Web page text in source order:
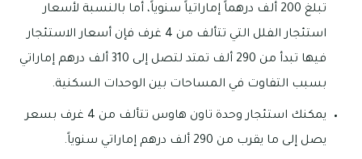
تبلغ 200 ألف درهماً إماراتياً سنوياً، أما بالنسبة لأسعار
استئجار الفلل التي تتألف من 4 غرف فإن أسعار الاستئجار
فيها تبدأ من 290 ألف تمتد لتصل إلى 310 ألف درهم إماراتي
بسبب التفاوت في المساحات بين الوحدات السكنية.
يمكنك استئجار وحدة تاون هاوس تتألف من 4 غرف بسعر
يصل إلى ما يقرب من 290 ألف درهم إماراتي سنوياً.